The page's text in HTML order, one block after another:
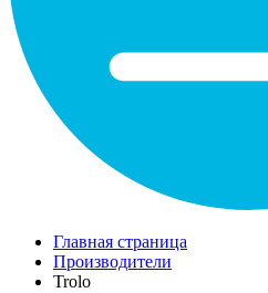
Главная страница
Производители
Trolo